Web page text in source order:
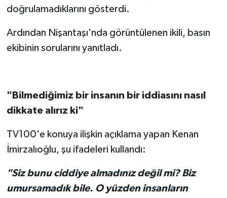
doğrulamadıklarını gösterdi.
Ardından Nişantaşı'nda görüntülenen ikili, basın
ekibinin sorularını yanıtladı.
"Bilmediğimiz bir insanın bir iddiasını nasıl
dikkate alırız ki"
TV100'e konuya ilişkin açıklama yapan Kenan
İmirzalıoğlu, şu ifadeleri kullandı:
"Siz bunu ciddiye almadınız değil mi? Biz
umursamadık bile. O yüzden insanların